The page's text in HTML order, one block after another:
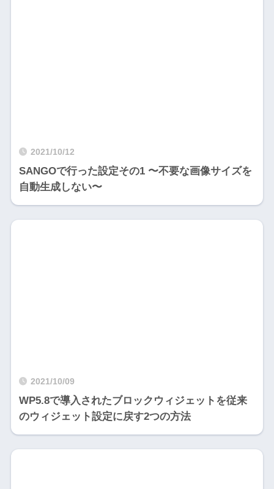
2021/10/12
SANGOで行った設定その1 〜不要な画像サイズを
自動生成しない〜
2021/10/09
WP5.8で導入されたブロックウィジェットを従来
のウィジェット設定に戻す2つの方法